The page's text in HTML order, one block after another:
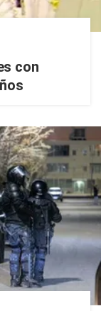
con